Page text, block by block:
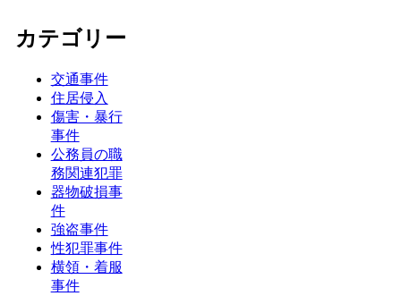
カテゴリー
交通事件
住居侵入
傷害・暴行
事件
公務員の職
務関連犯罪
器物破損事
件
強盗事件
性犯罪事件
横領・着服
事件